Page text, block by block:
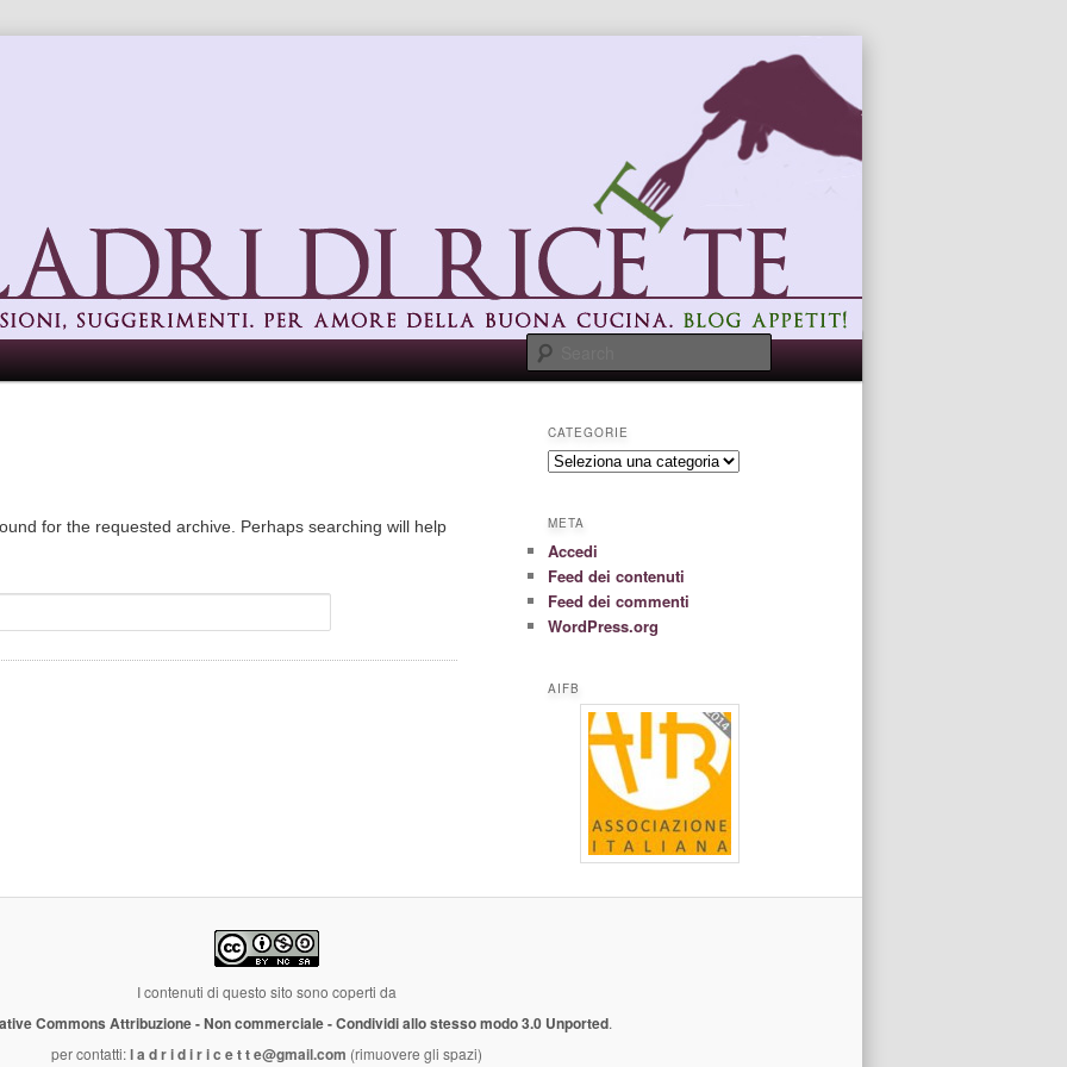
Search
for the requested archive. Perhaps searching will help
CATEGORIE
categorie
META
Accedi
Feed dei contenuti
Feed dei commenti
WordPress.org
AIFB
I contenuti di questo sito sono coperti da
Commons Attribuzione - Non commerciale - Condividi allo stesso modo 3.0 Unported.
per contatti:l a d r i d i r i c e t t e@gmail.com (rimuovere gli spazi)